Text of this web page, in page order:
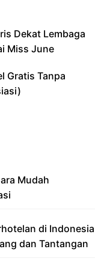
Dekat Lembaga
Miss June
Gratis Tanpa
Mudah
di Indonesia
dan Tantangan